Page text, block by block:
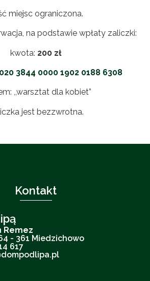
miejsc ograniczona.
na podstawie wpłaty zaliczki:
kwota: 200 zł
3844 0000 1902 0188 6308
,,warsztat dla kobiet”
jest bezzwrotna.
Kontakt
Remez
- 361 Miedzichowo
617